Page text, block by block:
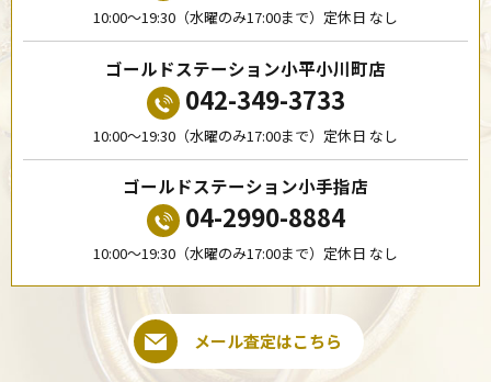
10:00〜19:30（水曜のみ17:00まで）定休日 なし
ゴールドステーション小平小川町店
042-349-3733
10:00〜19:30（水曜のみ17:00まで）定休日 なし
ゴールドステーション小手指店
04-2990-8884
10:00〜19:30（水曜のみ17:00まで）定休日 なし
メール査定はこちら